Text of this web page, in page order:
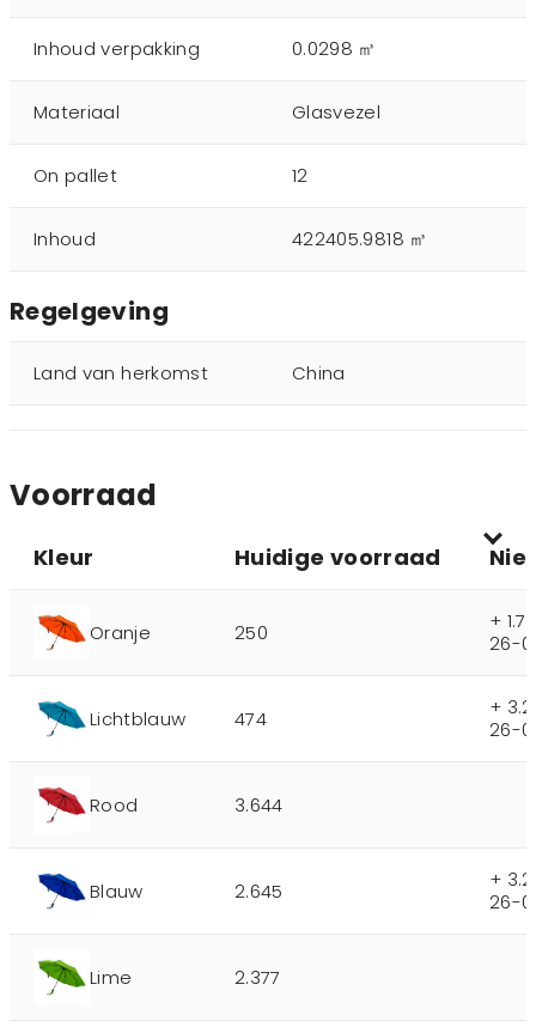
Inhoud verpakking 0.0298 ㎥
Materiaal Glasvezel
On pallet 12
Inhoud 422405.9818 ㎥
Regelgeving
Land van herkomst China
Voorraad
Kleur Huidige voorraad
Oranje 250
+
26-
Lichtblauw 474
+
26-
Rood 3.644
Blauw 2.645
+
26-
Lime 2.377